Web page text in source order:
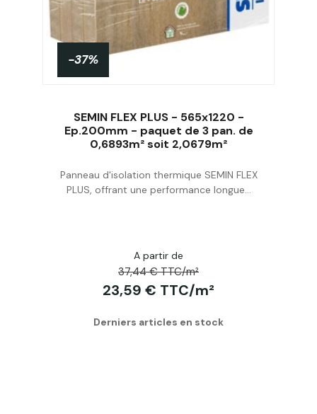
-37%
SEMIN FLEX PLUS - 565x1220 -
Ep.200mm - paquet de 3 pan. de
0,6893m² soit 2,0679m²
Panneau d'isolation thermique SEMIN FLEX
PLUS, offrant une performance longue...
A partir de
37,44 € TTC/m²
23,59 € TTC/m²
Derniers articles en stock